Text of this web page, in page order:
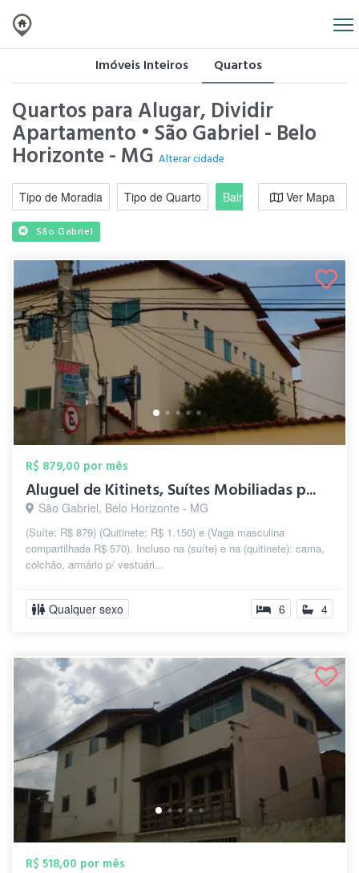
Imóveis Inteiros Quartos
Quartos para Alugar, Dividir
Apartamento • São Gabriel - Belo
Horizonte - MG Alterar cidade
Tipo de Moradia Tipo de Quarto Bairro / RegiãoVer Mapa
São Gabriel
R$ 879,00 por mês
Aluguel de Kitinets, Suítes Mobiliadas p...
São Gabriel, Belo Horizonte - MG
(Suíte: R$ 879) (Quitinete: R$ 1.150) e (Vaga masculina
compartilhada R$ 570). Incluso na (suíte) e na (quitinete): cama,
colchão, armário p/ vestuári...
Qualquer sexo 6 4
R$ 518,00 por mês